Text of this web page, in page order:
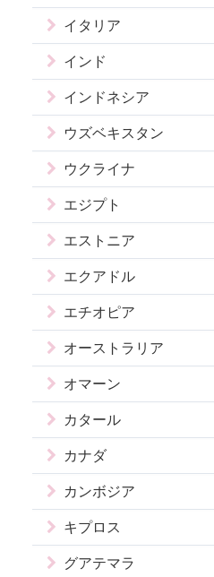
イタリア
インド
インドネシア
ウズベキスタン
ウクライナ
エジプト
エストニア
エクアドル
エチオピア
オーストラリア
オマーン
カタール
カナダ
カンボジア
キプロス
グアテマラ